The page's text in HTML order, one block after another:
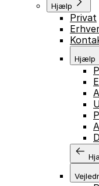
Hjælp
Privat
Hjælp